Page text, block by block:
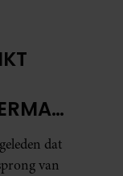
dat
van